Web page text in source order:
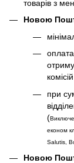
товарів з
Новою
комісій
при
(
економ
Salutis,
Новою